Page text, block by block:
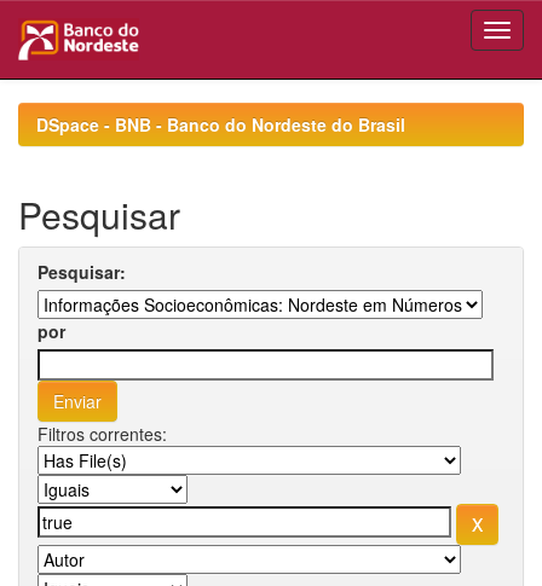
navigationDSpace - BNB - Banco do Nordeste do Brasil
Pesquisar
Pesquisar:
por
Filtros correntes: